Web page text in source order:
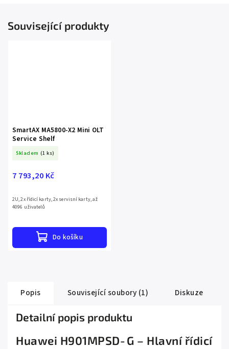
Související produkty
SmartAX MA5800-X2 Mini OLT
Service Shelf
Skladem (1 ks)
7 793,20 Kč
Do košíku
2U, 2x řídicí karty, 2x servisní karty, až
4096 uživatelů
Popis Související soubory (1) Diskuze
Detailní popis produktu
Huawei H901MPSD‑G – Hlavní řídicí